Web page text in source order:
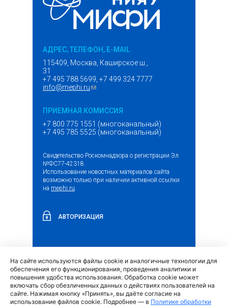
АДРЕС, ТЕЛЕФОН, E-MAIL
115409, Москва, Каширское ш.,
31
+7 495 788 5699, +7 499 324 7777
info@mephi.ru(ссылка для отправки email)
ПРИЕМНАЯ КОМИССИЯ
+7 800 775 1551 (многоканальный)
+7 495 785 5525 (многоканальный)
Свидетельство Роскомнадзора о регистрации Эл
№ФС77-42318.
Использование новостных материалов сайта
возможно только при наличии активной ссылки
на mephi.ru.
АВТОРИЗАЦИЯ
Обращение граждан и организаций (внешняя
ссылка)
На сайте используются файлы cookie и аналогичные технологии для
обеспечения его функционирования, проведения аналитики и
повышения удобства использования. Обработка cookie может
включать сбор обезличенных данных о действиях пользователей на
сайте. Нажимая кнопку «Принять», вы даёте согласие на
использование файлов cookie. Подробнее — в Политике обработки